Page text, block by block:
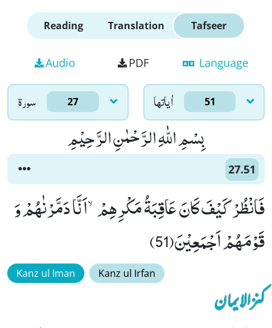
Reading Translation Tafseer
Audio PDF Language
سورۃ 27 اٰياتها 51
بِسْمِ اللّٰهِ الرَّحْمٰنِ الرَّحِیْمِ
27.51
فَانْظُرْ كَیْفَ كَانَ عَاقِبَةُ مَكْرِهِمْۙ-اَنَّا دَمَّرْنٰهُمْ وَ
قَوْمَهُمْ اَجْمَعِیْنَ(51)
Kanz ul Iman Kanz ul Irfan
کنزالایمان